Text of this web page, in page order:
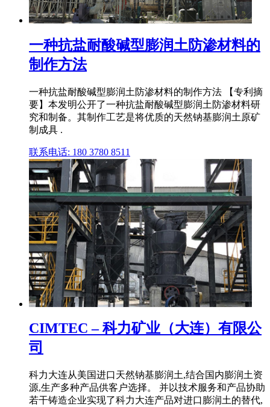
一种抗盐耐酸碱型膨润土防渗材料的
制作方法
一种抗盐耐酸碱型膨润土防渗材料的制作方法 【专利摘
要】本发明公开了一种抗盐耐酸碱型膨润土防渗材料研
究和制备。其制作工艺是将优质的天然钠基膨润土原矿
制成具 .
联系电话: 180 3780 8511
CIMTEC – 科力矿业（大连）有限公
司
科力大连从美国进口天然钠基膨润土,结合国内膨润土资
源,生产多种产品供客户选择。 并以技术服务和产品协助
若干铸造企业实现了科力大连产品对进口膨润土的替代,